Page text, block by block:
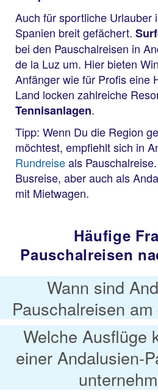
Auch für sportliche Urlauber
Spanien breit gefächert.
bei den Pauschalreisen in
de la Luz um. Hier bieten
Anfänger wie für Profis eine
Land locken zahlreiche
Tennisanlagen.
Tipp: Wenn Du die Region
möchtest, empfiehlt sich in
Rundreiseals
Busreise, aber auch als
mit Mietwagen.
Häufige
Pauschalreisen
Wann sind
Pauschalreisen
Welche Ausflüge
einer Andalusien-